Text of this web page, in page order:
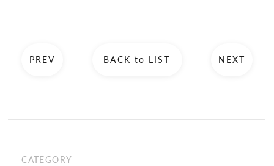
PREV BACK to LIST NEXT
CATEGORY